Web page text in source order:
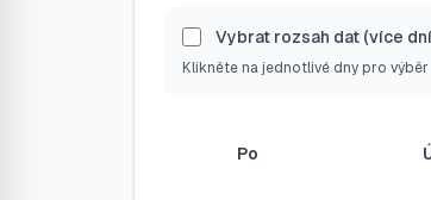
Vybrat rozsah dat (více
Klikněte na jednotlivé dny pro výběr
Po